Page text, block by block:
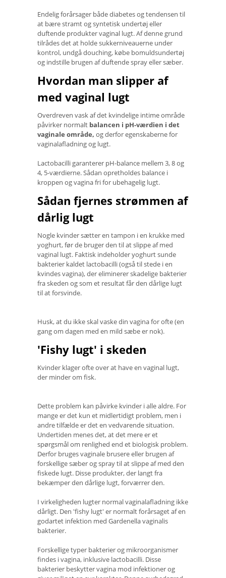
Endelig forårsager både diabetes og tendensen til
at bære stramt og syntetisk undertøj eller
duftende produkter vaginal lugt. Af denne grund
tilrådes det at holde sukkerniveauerne under
kontrol, undgå douching, købe bomuldsundertøj
og indstille brugen af ​​duftende spray eller sæber.
Hvordan man slipper af
med vaginal lugt
Overdreven vask af det kvindelige intime område
påvirker normalt balancen i pH-værdien i det
vaginale område, og derfor egenskaberne for
vaginalafladning og lugt.
Lactobacilli garanterer pH-balance mellem 3, 8 og
4, 5-værdierne. Sådan opretholdes balance i
kroppen og vagina fri for ubehagelig lugt.
Sådan fjernes strømmen af
​​dårlig lugt
Nogle kvinder sætter en tampon i en krukke med
yoghurt, før de bruger den til at slippe af med
vaginal lugt. Faktisk indeholder yoghurt sunde
bakterier kaldet lactobacilli (også til stede i en
kvindes vagina), der eliminerer skadelige bakterier
fra skeden og som et resultat får den dårlige lugt
til at forsvinde.
Husk, at du ikke skal vaske din vagina for ofte (en
gang om dagen med en mild sæbe er nok).
'Fishy lugt' i skeden
Kvinder klager ofte over at have en vaginal lugt,
der minder om fisk.
Dette problem kan påvirke kvinder i alle aldre. For
mange er det kun et midlertidigt problem, men i
andre tilfælde er det en vedvarende situation.
Undertiden menes det, at det mere er et
spørgsmål om renlighed end et biologisk problem.
Derfor bruges vaginale brusere eller brugen af ​​
forskellige sæber og spray til at slippe af med den
fiskede lugt. Disse produkter, der langt fra
bekæmper den dårlige lugt, forværrer den.
I virkeligheden lugter normal vaginalafladning ikke
dårligt. Den 'fishy lugt' er normalt forårsaget af en
godartet infektion med Gardenella vaginalis
bakterier.
Forskellige typer bakterier og mikroorganismer
findes i vagina, inklusive lactobacilli. Disse
bakterier beskytter vagina mod infektioner og